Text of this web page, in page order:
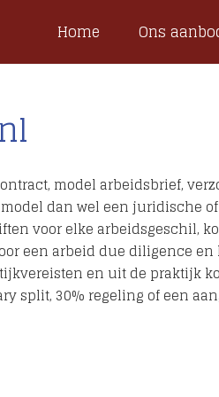
Home Ons
model arbeidsbrief,
dan wel een juridische
voor elke arbeidsgeschil,
een arbeid due diligence
en uit de praktijk
split, 30% regeling of een